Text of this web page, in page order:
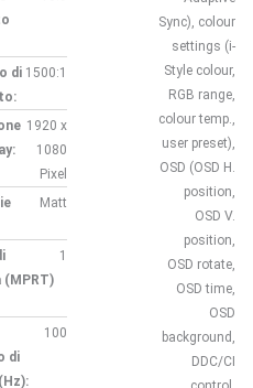
di 1500:1
1920 x
1080
Pixel
Matt
1
di
100
Sync), colour
settings (i-
Style colour,
RGB range,
colour temp.,
user preset),
OSD (OSD H.
position,
OSD V.
position,
OSD rotate,
OSD time,
OSD
background,
DDC/CI